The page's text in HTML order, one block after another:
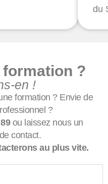
du
?
en !
formation ? Envie de
?
ou laissez nous un
contact.
au plus vite.